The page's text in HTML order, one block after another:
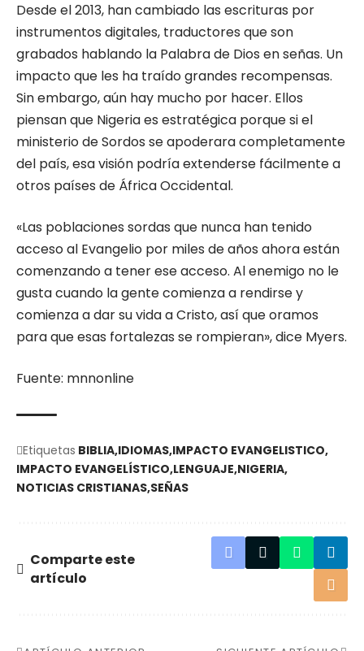
Desde el 2013, han cambiado las escrituras por
instrumentos digitales, traductores que son
grabados hablando la Palabra de Dios en señas. Un
impacto que les ha traído grandes recompensas.
Sin embargo, aún hay mucho por hacer. Ellos
piensan que Nigeria es estratégica porque si el
ministerio de Sordos se apoderara completamente
del país, esa visión podría extenderse fácilmente a
otros países de África Occidental.
«Las poblaciones sordas que nunca han tenido
acceso al Evangelio por miles de años ahora están
comenzando a tener ese acceso. Al enemigo no le
gusta cuando la gente comienza a rendirse y
comienza a dar su vida a Cristo, así que oramos
para que esas fortalezas se rompieran», dice Myers.
Fuente: mnnonline
Etiquetas BIBLIA IDIOMAS IMPACTO EVANGELISTICO
IMPACTO EVANGELÍSTICO LENGUAJE NIGERIA
NOTICIAS CRISTIANAS SEÑAS
Comparte este
artículo